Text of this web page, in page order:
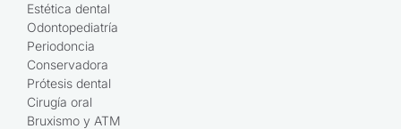
Estética dental
Odontopediatría
Periodoncia
Conservadora
Prótesis dental
Cirugía oral
Bruxismo y ATM